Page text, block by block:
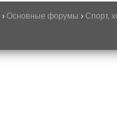
› Основные форумы › Спорт,